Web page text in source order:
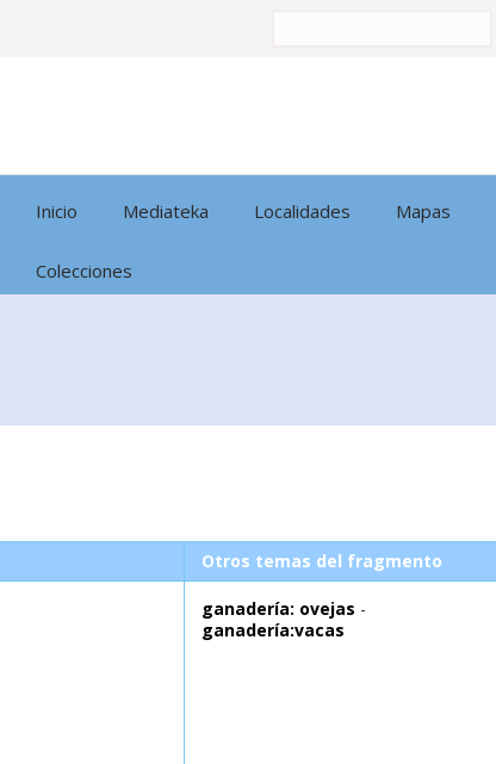
Inicio Mediateka Localidades Mapas
Colecciones
Otros temas del fragmento
ganadería: ovejas -
ganadería:vacas